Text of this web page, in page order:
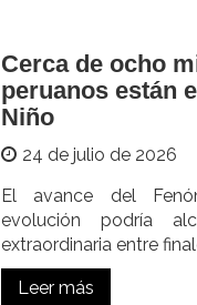
Cerca de ocho
peruanos están
Niño
24 de julio de 2026
El avance del
evolución podría
extraordinaria entre
Leer más